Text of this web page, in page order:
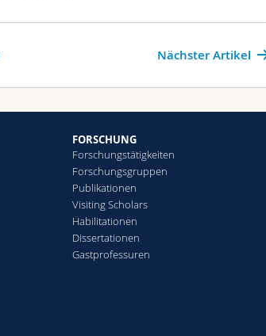
Nächster Artikel
FORSCHUNG
Forschungstätigkeiten
Forschungsgruppen
Publikationen
Visiting Scholars
Habilitationen
Dissertationen
Gastprofessuren